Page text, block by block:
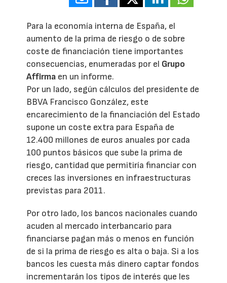
Para la economía interna de España, el
aumento de la prima de riesgo o de sobre
coste de financiación tiene importantes
consecuencias, enumeradas por el Grupo
Affirma en un informe.
Por un lado, según cálculos del presidente de
BBVA Francisco González, este
encarecimiento de la financiación del Estado
supone un coste extra para España de
12.400 millones de euros anuales por cada
100 puntos básicos que sube la prima de
riesgo, cantidad que permitiría financiar con
creces las inversiones en infraestructuras
previstas para 2011.
Por otro lado, los bancos nacionales cuando
acuden al mercado interbancario para
financiarse pagan más o menos en función
de si la prima de riesgo es alta o baja. Si a los
bancos les cuesta más dinero captar fondos
incrementarán los tipos de interés que les